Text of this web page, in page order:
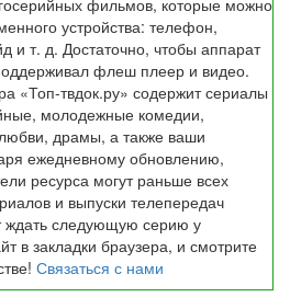
фильмов, которые можно
устройства: телефон,
и т. д. Достаточно, чтобы аппарат
флеш плеер и видео.
«Топ-твдок.ру» содержит сериалы
молодежные комедии,
драмы, а также ваши
ежедневному обновлению,
ресурса могут раньше всех
и выпуски телепередач
ждать следующую серию у
в закладки браузера, и смотрите
Связаться с нами